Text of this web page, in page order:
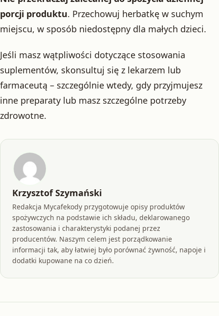
porcji produktu. Przechowuj herbatkę w suchym
miejscu, w sposób niedostępny dla małych dzieci.
Jeśli masz wątpliwości dotyczące stosowania
suplementów, skonsultuj się z lekarzem lub
farmaceutą – szczególnie wtedy, gdy przyjmujesz
inne preparaty lub masz szczególne potrzeby
zdrowotne.
Krzysztof Szymański
Redakcja Mycafekody przygotowuje opisy produktów
spożywczych na podstawie ich składu, deklarowanego
zastosowania i charakterystyki podanej przez
producentów. Naszym celem jest porządkowanie
informacji tak, aby łatwiej było porównać żywność, napoje i
dodatki kupowane na co dzień.